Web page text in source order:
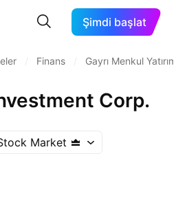
Şimdi başlat
Finans Gayrı Menkul
Corp.
Market